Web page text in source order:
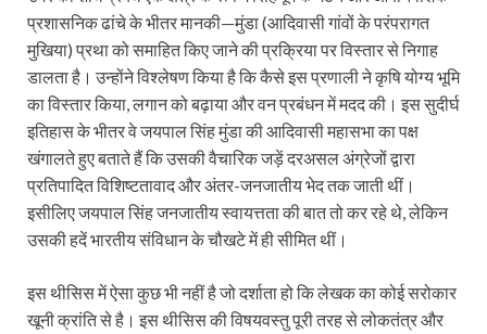
प्रशासनिक ढांचे के भीतर मानकी—मुंडा (आदिवासी गांवों के परंपरागत
मुखिया) प्रथा को समाहित किए जाने की प्रक्रिया पर विस्‍तार से निगाह
डालता है। उन्‍होंने विश्लेषण किया है कि कैसे इस प्रणाली ने कृषि योग्य भूमि
का विस्तार किया, लगान को बढ़ाया और वन प्रबंधन में मदद की। इस सुदीर्घ
इतिहास के भीतर वे जयपाल सिंह मुंडा की आदिवासी महासभा का पक्ष
खंगालते हुए बताते हैं कि उसकी वैचारिक जड़ें दरअसल अंग्रेजों द्वारा
प्रतिपादित विशिष्टतावाद और अंतर-जनजातीय भेद तक जाती थीं।
इसीलिए जयपाल सिंह जनजातीय स्वायत्तता की बात तो कर रहे थे, लेकिन
उसकी हदें भारतीय संविधान के चौखटे में ही सीमित थीं।
इस थीसिस में ऐसा कुछ भी नहीं है जो दर्शाता हो कि लेखक का कोई सरोकार
खूनी क्रांति से है। इस थीसिस की विषयवस्तु पूरी तरह से लोकतंत्र और